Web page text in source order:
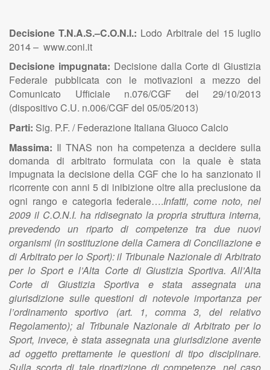
Decisione T.N.A.S.–C.O.N.I.: Lodo Arbitrale del 15 luglio
2014– www.coni.it
Decisione impugnata: Decisione dalla Corte di Giustizia
Federale pubblicata con le motivazioni a mezzo del
Comunicato Ufficiale n.076/CGF del 29/10/2013
(dispositivo C.U. n.006/CGF del 05/05/2013)
Parti: Sig. P.F. / Federazione Italiana Giuoco Calcio
Massima: Il TNAS non ha competenza a decidere sulla
domanda di arbitrato formulata con la quale è stata
impugnata la decisione della CGF che lo ha sanzionato il
ricorrente con anni 5 di inibizione oltre alla preclusione da
ogni rango e categoria federale….Infatti, come noto, nel
2009 il C.O.N.I. ha ridisegnato la propria struttura interna,
prevedendo un riparto di competenze tra due nuovi
organismi (in sostituzione della Camera di Conciliazione e
di Arbitrato per lo Sport): il Tribunale Nazionale di Arbitrato
per lo Sport e l’Alta Corte di Giustizia Sportiva. All’Alta
Corte di Giustizia Sportiva e stata assegnata una
giurisdizione sulle questioni di notevole importanza per
l’ordinamento sportivo (art. 1, comma 3, del relativo
Regolamento); al Tribunale Nazionale di Arbitrato per lo
Sport, invece, è stata assegnata una giurisdizione avente
ad oggetto prettamente le questioni di tipo disciplinare.